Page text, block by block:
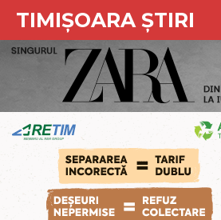
TIMIȘOARA ȘTIRI